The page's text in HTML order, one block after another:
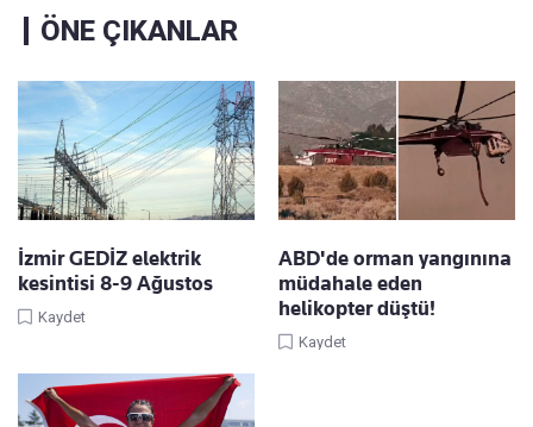
ÖNE ÇIKANLAR
İzmir GEDİZ elektrik
kesintisi 8-9 Ağustos
Kaydet
ABD'de orman yangınına
müdahale eden
helikopter düştü!
Kaydet